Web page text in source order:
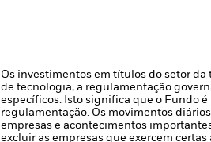
Os investimentos em títulos do setor
de tecnologia, a regulamentação
específicos. Isto significa que o Fundo
regulamentação. Os movimentos
empresas e acontecimentos
excluir as empresas que exercem